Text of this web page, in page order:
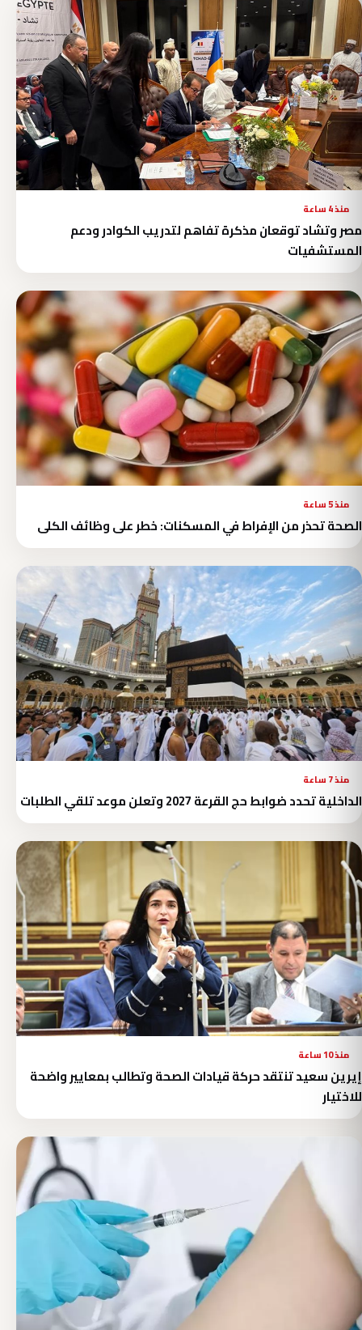
منذ 4 ساعة
مصر وتشاد توقعان مذكرة تفاهم لتدريب الكوادر ودعم
المستشفيات
منذ 5 ساعة
الصحة تحذر من الإفراط في المسكنات: خطر على وظائف الكلى
منذ 7 ساعة
الداخلية تحدد ضوابط حج القرعة 2027 وتعلن موعد تلقي الطلبات
منذ 10 ساعة
إيرين سعيد تنتقد حركة قيادات الصحة وتطالب بمعايير واضحة
للاختيار